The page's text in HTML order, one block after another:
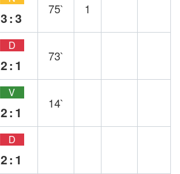
3:3
75` 1
D
2:1
73`
V
2:1
14`
D
2:1